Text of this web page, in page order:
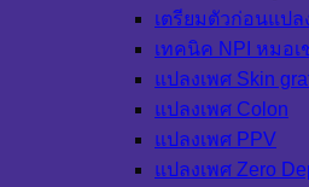
เตรียมตัวก่อนแปล
เทคนิค NPI หมอเ
แปลงเพศ Skin
แปลงเพศ Colon
แปลงเพศ PPV
แปลงเพศ Zero